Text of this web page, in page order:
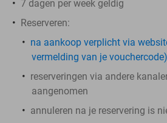
7 dagen per week geldig
Reserveren:
​na aankoop verplicht via
vermelding van je vouchercode)
reserveringen via andere
aangenomen
annuleren na je reservering is